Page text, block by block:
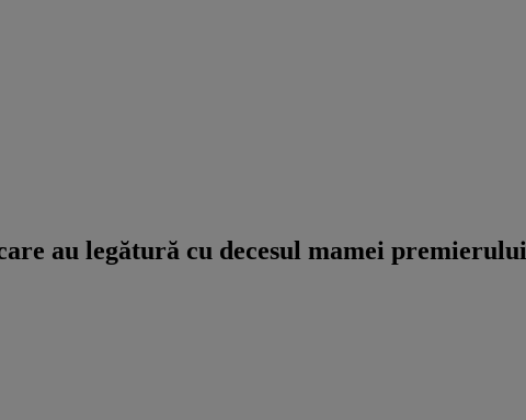
au legătură cu decesul mamei premierului